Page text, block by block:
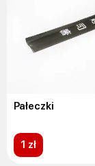
Pałeczki
1 zł